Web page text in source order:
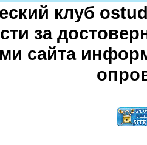
клуб
за
сайта